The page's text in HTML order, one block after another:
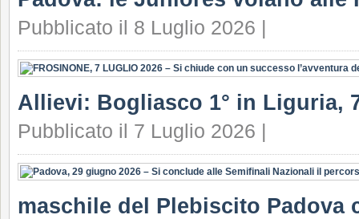
Pubblicato il 8 Luglio 2026 |
Allievi: Bogliasco 1° in Liguria,
Pubblicato il 7 Luglio 2026 |
maschile del Plebiscito Padova